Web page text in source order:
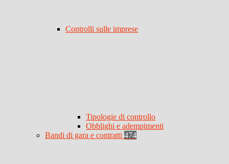
Controlli sulle imprese
Tipologie di controllo
Obblighi e adempimenti
Bandi di gara e contratti 474